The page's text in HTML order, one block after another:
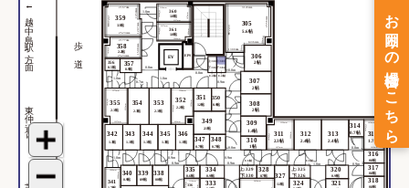
1300mm
1436mm
502mm
2556mm
3123mm
3355mm
2167mm
1207mm
1050mm
2054mm
2523mm
2104mm
1079mm
1270mm
2357mm
1966mm
2357mm
999mm
1295mm
1875mm
1350mm
2090mm
1745mm
1410mm
1050mm
1727mm
2420mm
900mm
1110mm
1090mm
2690mm
1573mm
2533mm
1937mm
992mm
1564mm
1954mm
2533mm
596mm
2177mm
1508mm
912mm
2523mm
1.0m
1.0m
0.8m
1.0m
0.8m
0.8m
0.8m
0.9m
0.7m
0.9m
1.0m
0.9m
0.9m
0.9m 1.0m 0.9m
0.8m
EPS
360
361
359
358
356 357
305
308
309
310
311 312 313
314
315
316
317
318
320
321
324
327
328
333
334
335
336
338
339
340
341
342 343 344 345 346
347 348
349
350
351
352
353
354
355
307
306
上:301
下:302
上:303
下:304
上:325
下:326
上:329
下:330
0.4帖
5.6帖
2帖
2帖
2帖
1帖
1.4帖
2.3帖
2.4帖 2.4帖 1.7帖
0.8帖
0.9帖
0.9帖
0.6帖
0.9帖
1.3帖 1.3帖 1.3帖 1.3帖 1.3帖
2.1帖
2.2帖
2.2帖
3.3帖
1.8帖
1.8帖
2.3帖
2.3帖
2.3帖
0.9帖
0.5帖 0.9帖
1.2帖
0.9帖
0.9帖
0.7帖
0.7帖 0.7帖
1.1帖
0.8帖
0.8帖
0.7帖
0.8帖
0.6帖
0.4帖
EV
東仲通り
歩 道
←越中島駅方面